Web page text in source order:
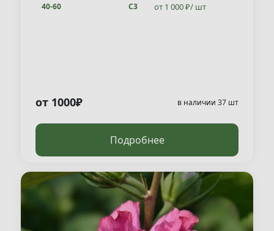
40-60 С3 от 1 000 ₽/ шт
от 1000₽ в наличии 37 шт
Подробнее